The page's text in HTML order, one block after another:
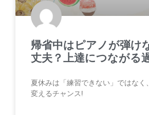
帰省中はピアノが弾け
丈夫？上達につながる
夏休みは「練習できない」ではなく
変えるチャンス!